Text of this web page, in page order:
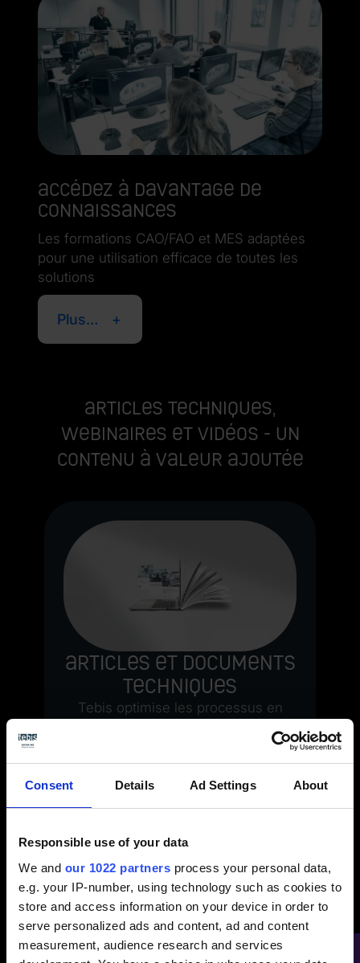
Consent Details Ad Settings About
Responsible use of your data
We and our 1022 partners process your personal data,
e.g. your IP-number, using technology such as cookies to
store and access information on your device in order to
serve personalized ads and content, ad and content
measurement, audience research and services
Accédez à davantage de
connaissances
Les formations CAO/FAO et MES adaptées
pour une utilisation efficace de toutes les
solutions
Plus…
Articles techniques,
webinaires et vidéos - un
contenu à valeur ajoutée
Articles et documents
techniques
Tebis optimise les processus en
fabrication d’outillages, modèles et
moules ainsi qu’en usinage de
production
< >